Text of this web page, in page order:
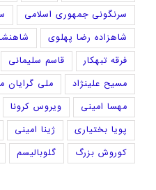
سرنگونی جمهوری اسلامی
شاهزاده رضا پهلوی
فرقه تبهکار
قاسم سلیمانی
مسیح علینژاد
ملی گرایان
مهسا امینی
ویروس کرونا
پویا بختیاری
ژینا امینی
کوروش بزرگ
گلوبالیسم